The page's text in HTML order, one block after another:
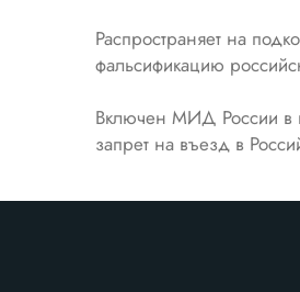
Распространяет на
фальсификацию
Включен МИД России в
запрет на въезд в